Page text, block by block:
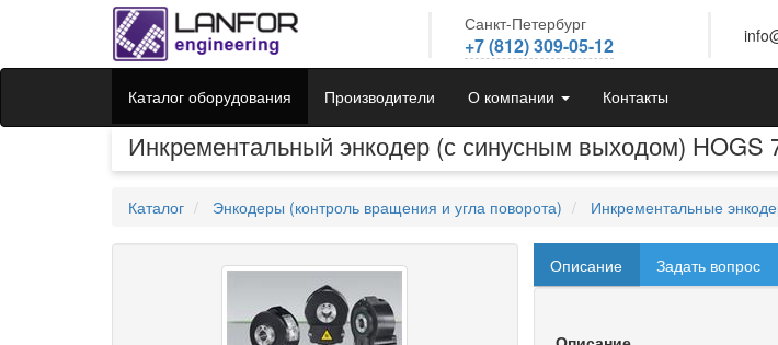
Санкт-Петербург
+7 (812) 309-05-12
Каталог оборудования Производители О компании Контакты
Инкрементальный энкодер (с синусным выходом) HOGS
Каталог Энкодеры (контроль вращения и угла поворота) Инкрементальные
Описание Задать вопрос